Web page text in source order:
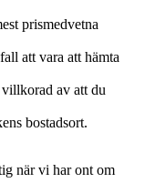
prismedvetna
att vara att hämta
av att du
bostadsort.
när vi har ont om